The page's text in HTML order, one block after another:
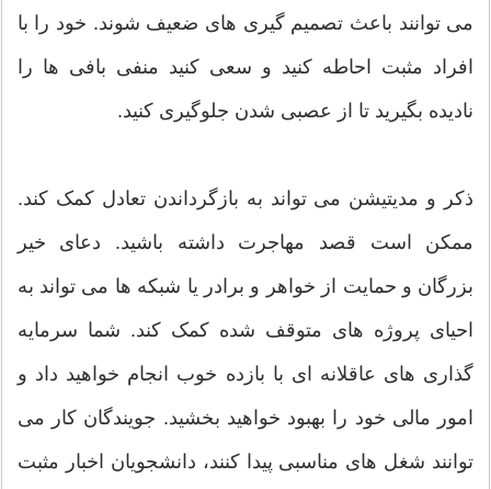
می توانند باعث تصمیم گیری های ضعیف شوند. خود را با
افراد مثبت احاطه کنید و سعی کنید منفی بافی ها را
نادیده بگیرید تا از عصبی شدن جلوگیری کنید.
ذکر و مدیتیشن می تواند به بازگرداندن تعادل کمک کند.
ممکن است قصد مهاجرت داشته باشید. دعای خیر
بزرگان و حمایت از خواهر و برادر یا شبکه ها می تواند به
احیای پروژه های متوقف شده کمک کند. شما سرمایه
گذاری های عاقلانه ای با بازده خوب انجام خواهید داد و
امور مالی خود را بهبود خواهید بخشید. جویندگان کار می
توانند شغل های مناسبی پیدا کنند، دانشجویان اخبار مثبت